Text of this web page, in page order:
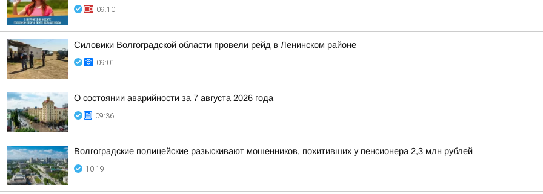
09:10
Силовики Волгоградской области провели рейд в Ленинском районе
09:01
О состоянии аварийности за 7 августа 2026 года
09:36
Волгоградские полицейские разыскивают мошенников, похитивших у пенсионера 2,3 млн рублей
10:19